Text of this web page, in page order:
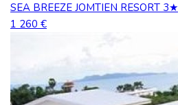
SEA BREEZE JOMTIEN RESORT 3★
1 260 €